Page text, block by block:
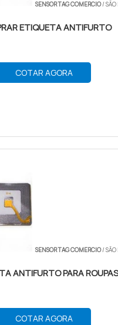
SENSOR TAG COMERCIO/ SÃO
ETIQUETA ANTIFURTO
COTAR AGORA
SENSOR TAG COMERCIO/ SÃO
ANTIFURTO PARA
COTAR AGORA